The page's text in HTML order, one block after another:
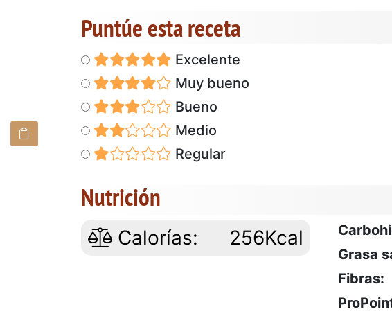
Puntúe esta receta
Excelente
Muy bueno
Bueno
Medio
Regular
Nutrición
Calorías: 256Kcal
Grasa
Fibras: